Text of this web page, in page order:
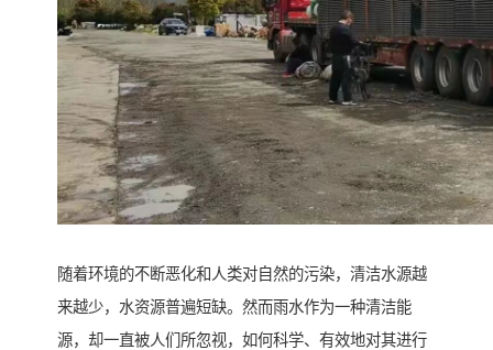
随着环境的不断恶化和人类对自然的污染，清洁水源越
来越少，水资源普遍短缺。然而雨水作为一种清洁能
源，却一直被人们所忽视，如何科学、有效地对其进行